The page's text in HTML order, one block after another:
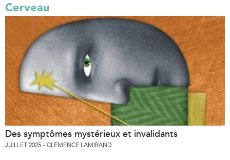
Cerveau
Des symptômes mystérieux et invalidants
JUILLET 2025 CLÉMENCE LAMIRAND